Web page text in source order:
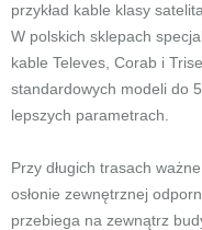
przykład kable klasy
W polskich sklepach
kable Televes, Corab i
standardowych modeli do
lepszych parametrach.
Przy długich trasach
osłonie zewnętrznej
przebiega na zewnątrz